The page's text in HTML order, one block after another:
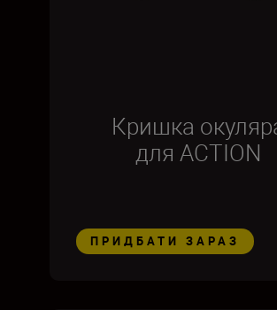
Кришка
для ACTION
ПРИДБАТИ ЗАРАЗ